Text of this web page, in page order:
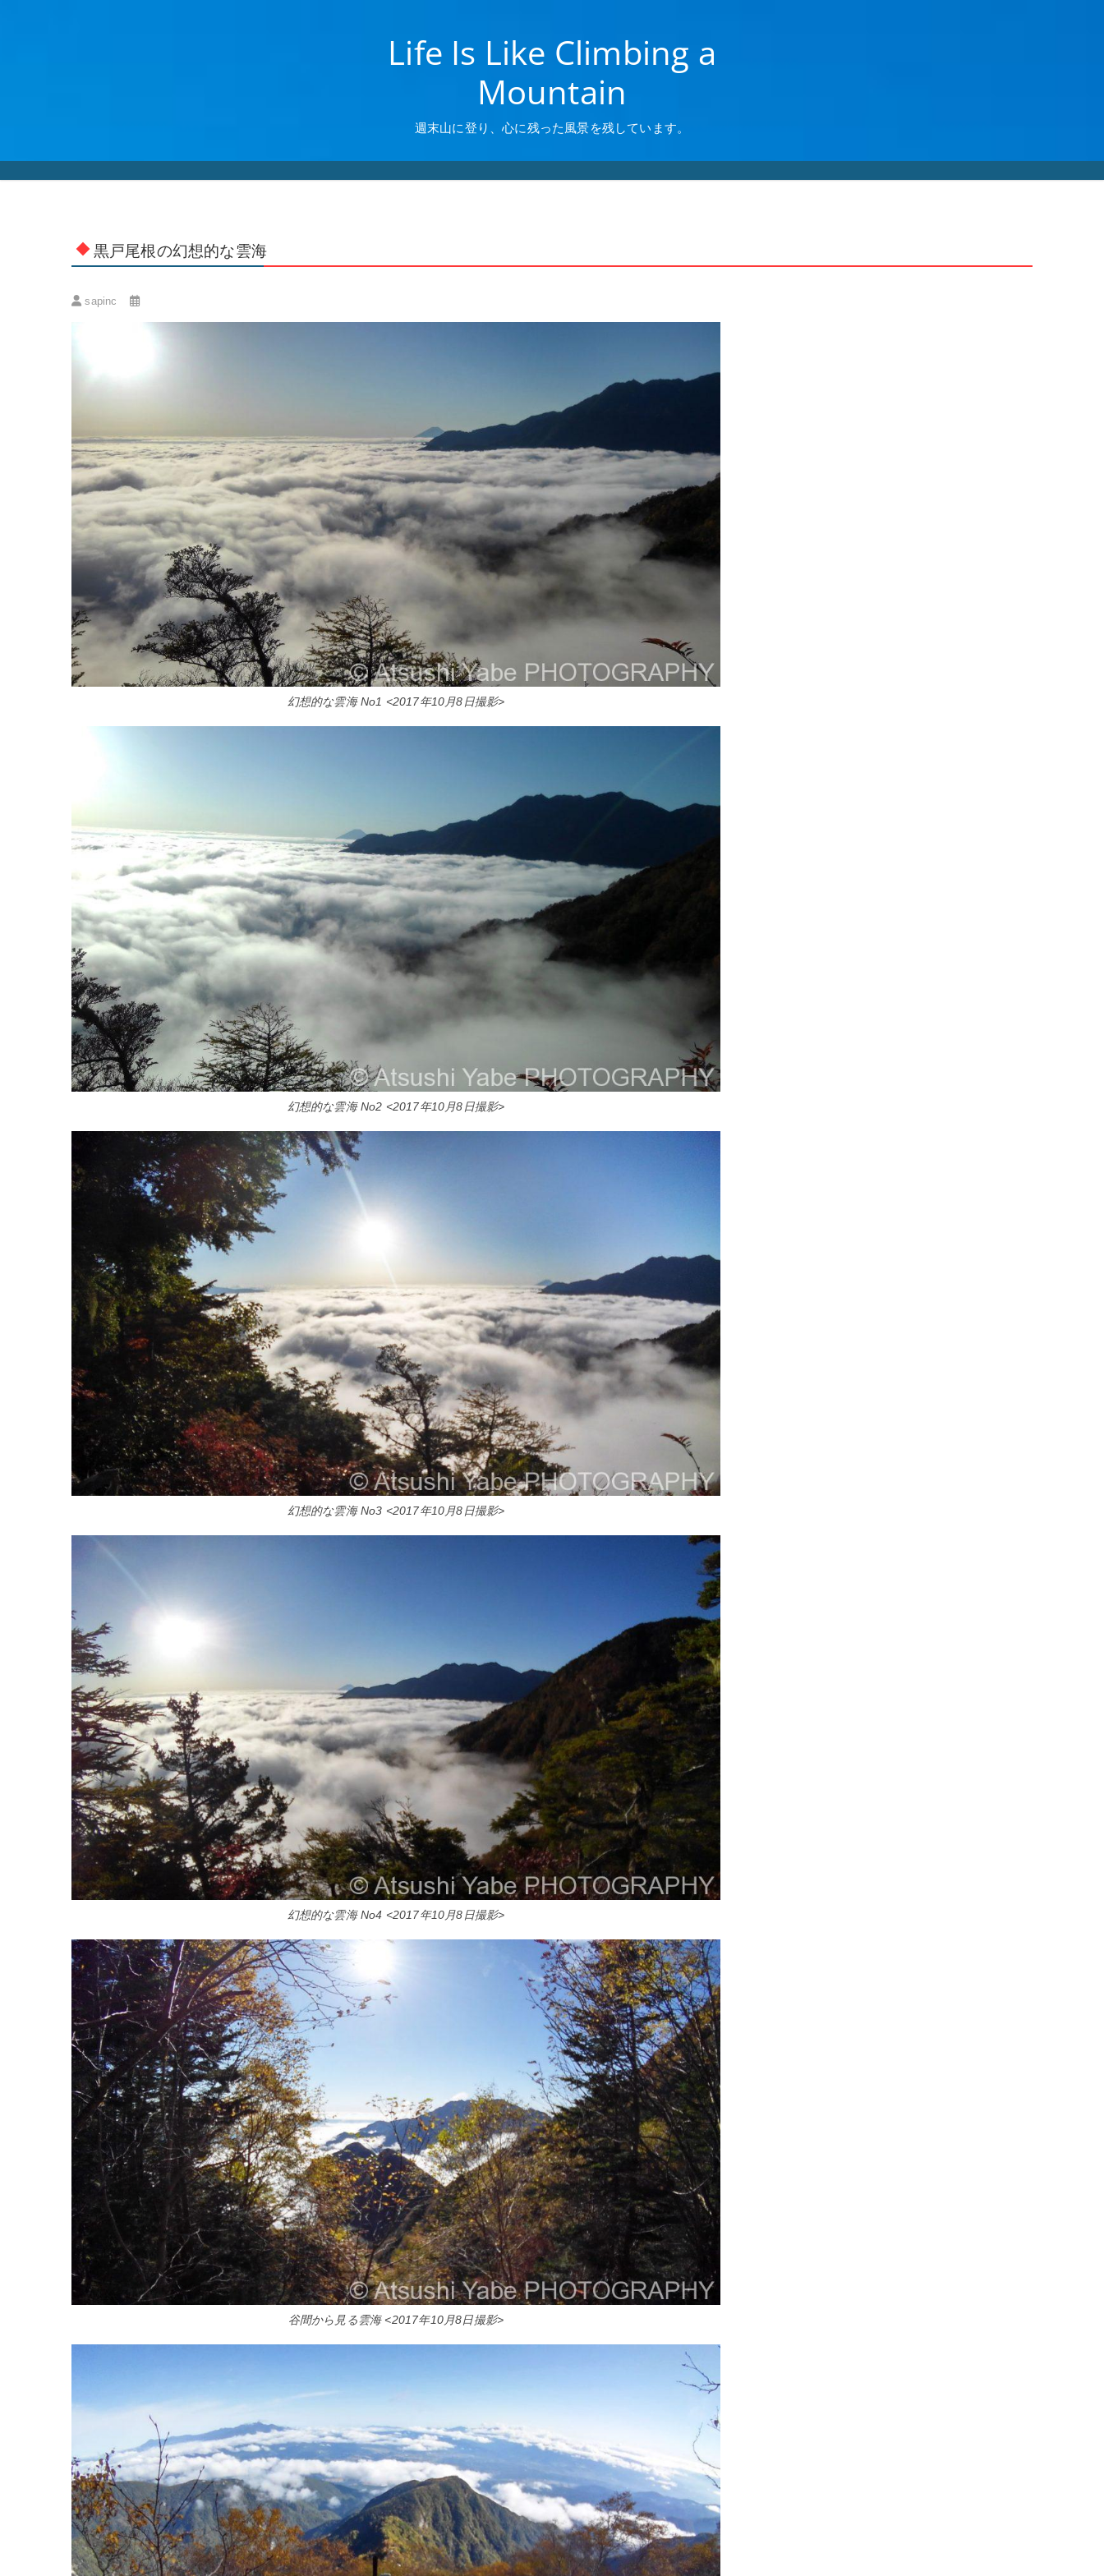
Life Is Like Climbing a
Mountain
週末山に登り、心に残った風景を残しています。
黒戸尾根の幻想的な雲海
sapinc
幻想的な雲海 No1 <2017年10月8日撮影>
幻想的な雲海 No2 <2017年10月8日撮影>
幻想的な雲海 No3 <2017年10月8日撮影>
幻想的な雲海 No4 <2017年10月8日撮影>
谷間から見る雲海 <2017年10月8日撮影>